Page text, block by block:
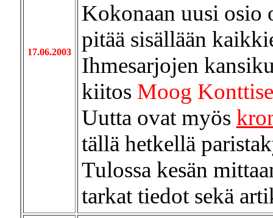
17.06.2003
Kokonaan uusi osio
pitää sisällään
Ihmesarjojen
kiitos Moog
Uutta ovat myös
tällä hetkellä
Tulossa kesän
tarkat tiedot sekä